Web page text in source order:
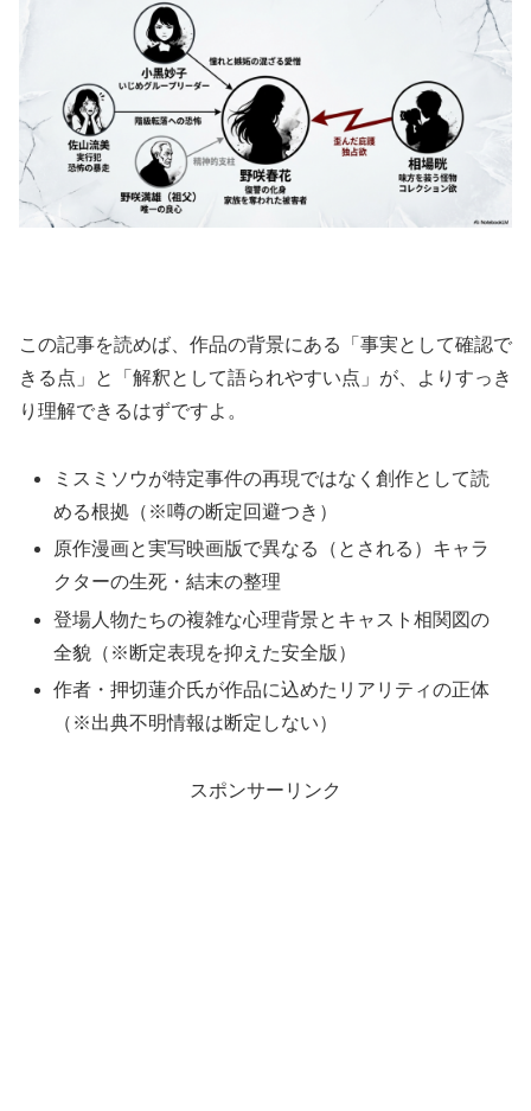
この記事を読めば、作品の背景にある「事実として確認で
きる点」と「解釈として語られやすい点」が、よりすっき
り理解できるはずですよ。
ミスミソウが特定事件の再現ではなく創作として読
める根拠（※噂の断定回避つき）
原作漫画と実写映画版で異なる（とされる）キャラ
クターの生死・結末の整理
登場人物たちの複雑な心理背景とキャスト相関図の
全貌（※断定表現を抑えた安全版）
作者・押切蓮介氏が作品に込めたリアリティの正体
（※出典不明情報は断定しない）
スポンサーリンク